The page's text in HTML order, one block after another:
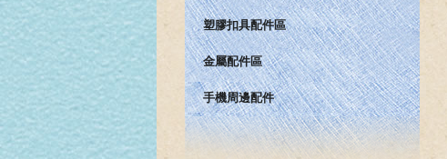
塑膠扣具配件區
金屬配件區
手機周邊配件